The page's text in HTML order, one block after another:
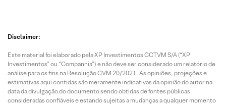
Disclaimer:
Este material foi elaborado pela XP Investimentos CCTVM S/A (“XP
Investimentos” ou “Companhia”) e não deve ser considerado um relatório de
análise para os fins na Resolução CVM 20/2021. As opiniões, projeções e
estimativas aqui contidas são meramente indicativas da opinião do autor na
data da divulgação do documento sendo obtidas de fontes públicas
consideradas confiáveis e estando sujeitas a mudanças a qualquer momento